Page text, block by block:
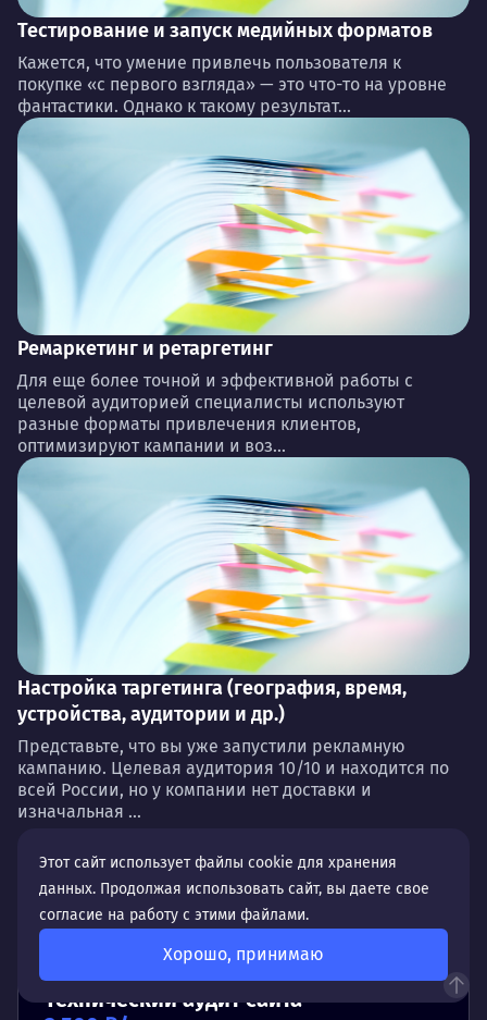
Тестирование и запуск медийных форматов
Кажется, что умение привлечь пользователя к
покупке «с первого взгляда» — это что-то на уровне
фантастики. Однако к такому результат...
Ремаркетинг и ретаргетинг
Для еще более точной и эффективной работы с
целевой аудиторией специалисты используют
разные форматы привлечения клиентов,
оптимизируют кампании и воз...
Настройка таргетинга (география, время,
устройства, аудитории и др.)
Представьте, что вы уже запустили рекламную
кампанию. Целевая аудитория 10/10 и находится по
всей России, но у компании нет доставки и
изначальная ...
Связанные услуги
Технический аудит сайта
Этот сайт использует файлы cookie для хранения
данных. Продолжая использовать сайт, вы даете свое
согласие на работу с этими файлами.
Хорошо, принимаю